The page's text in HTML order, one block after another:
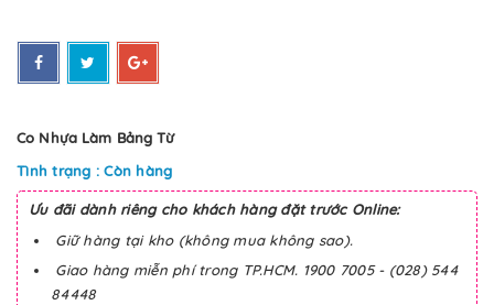
Co Nhựa Làm Bảng Từ
Tình trạng : Còn hàng
Ưu đãi dành riêng cho khách hàng đặt trước Online:
Giữ hàng tại kho (không mua không sao).
Giao hàng miễn phí trong TP.HCM. 1900 7005 - (028) 544
84448